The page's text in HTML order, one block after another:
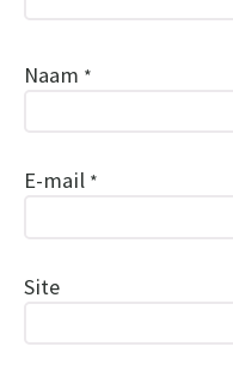
Naam *
E-mail *
Site